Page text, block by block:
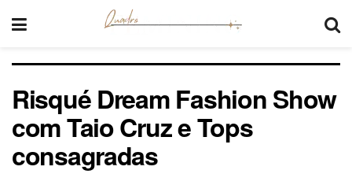
Risqué Dream Fashion Show
com Taio Cruz e Tops
consagradas